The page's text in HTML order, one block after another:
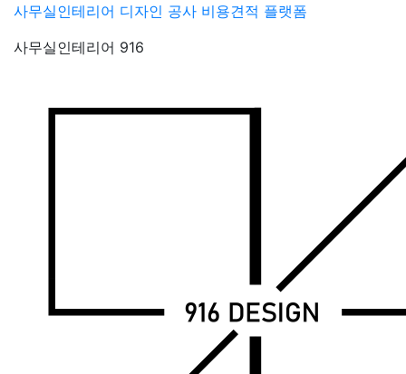
Skip
content
사무실인테리어 디자인 공사 비용견적 플랫폼
사무실인테리어 916